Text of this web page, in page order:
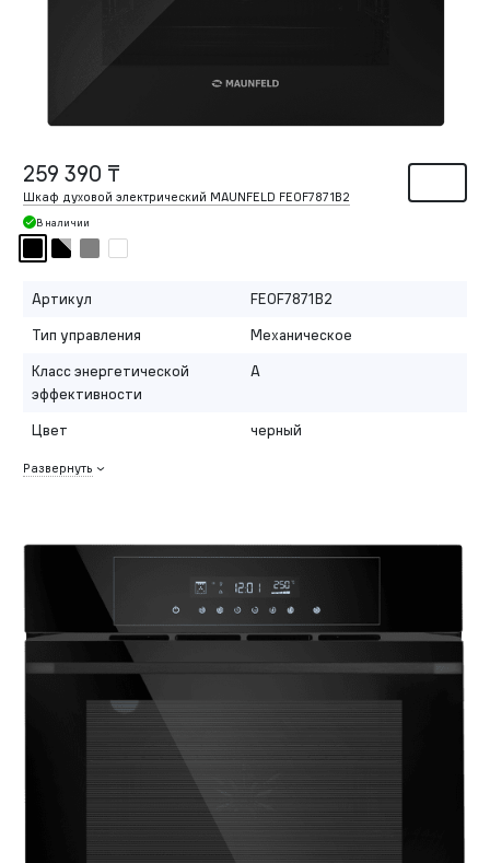
259 390 ₸
Шкаф духовой электрический MAUNFELD FEOF7871B2
В наличии
Артикул
FEOF7871B2
Тип управления
Механическое
Класс энергетической
эффективности
A
Цвет черный
Развернуть